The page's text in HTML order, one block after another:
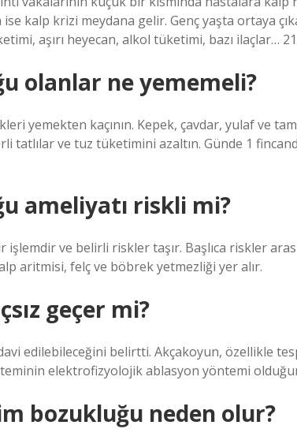
kalp krizi meydana gelir. Genç yaşta ortaya
aşırı heyecan, alkol tüketimi, bazı ilaçlar…
olanlar ne yememeli?
yemekten kaçının. Kepek, çavdar, yulaf ve
tatlılar ve tuz tüketimini azaltın. Günde 1
ameliyatı riskli mi?
işlemdir ve belirli riskler taşır. Başlıca riskler
aritmisi, felç ve böbrek yetmezliği yer alır.
geçer mi?
edilebileceğini belirtti. Akçakoyun, özellikle
elektrofizyolojik ablasyon yöntemi
bozukluğu neden olur?